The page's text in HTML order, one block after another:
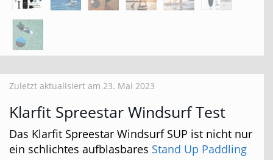
Zuletzt aktualisiert am 23. Mai 2023
Klarfit Spreestar Windsurf Test
Das Klarfit Spreestar Windsurf SUP ist nicht nur
ein schlichtes aufblasbares Stand Up Paddling